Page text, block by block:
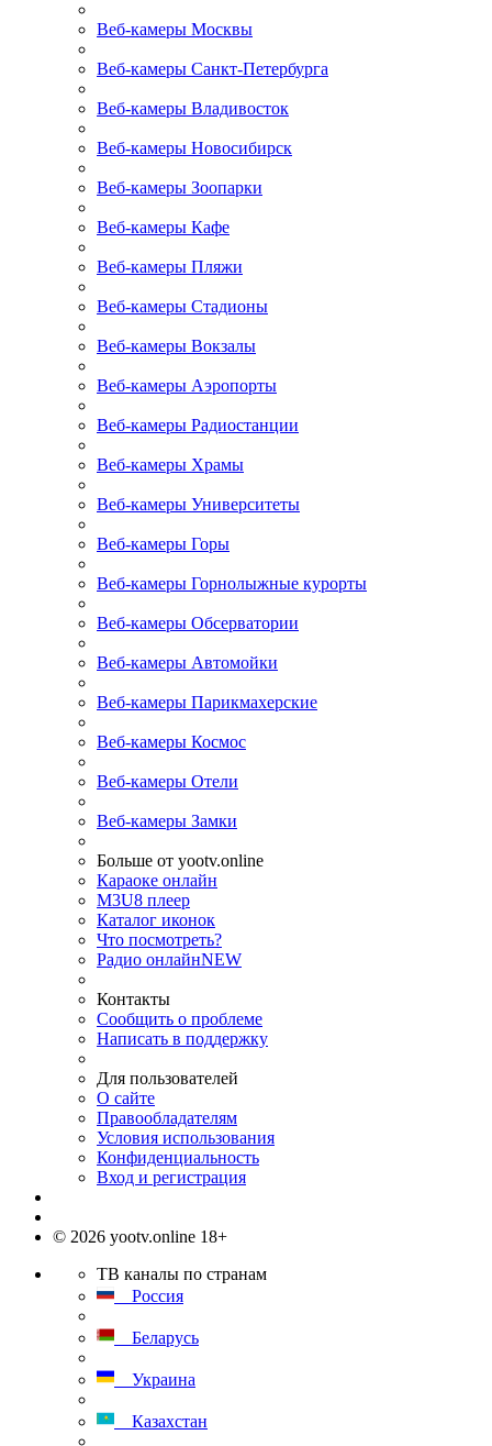
Веб-камеры Москвы
Веб-камеры Санкт-Петербурга
Веб-камеры Владивосток
Веб-камеры Новосибирск
Веб-камеры Зоопарки
Веб-камеры Кафе
Веб-камеры Пляжи
Веб-камеры Стадионы
Веб-камеры Вокзалы
Веб-камеры Аэропорты
Веб-камеры Радиостанции
Веб-камеры Храмы
Веб-камеры Университеты
Веб-камеры Горы
Веб-камеры Горнолыжные курорты
Веб-камеры Обсерватории
Веб-камеры Автомойки
Веб-камеры Парикмахерские
Веб-камеры Космос
Веб-камеры Отели
Веб-камеры Замки
Больше от yootv.online
Караоке онлайн
M3U8 плеер
Каталог иконок
Что посмотреть?
Радио онлайнNEW
Контакты
Сообщить о проблеме
Написать в поддержку
Для пользователей
О сайте
Правообладателям
Условия использования
Конфиденциальность
Вход и регистрация
© 2026 yootv.online 18+
ТВ каналы по странам
Россия
Беларусь
Украина
Казахстан